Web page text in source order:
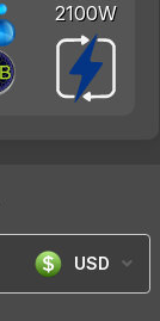
2100W
USD